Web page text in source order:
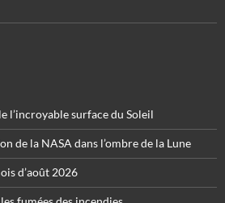
l’incroyable surface du Soleil
de la NASA dans l’ombre de la Lune
d’août 2026